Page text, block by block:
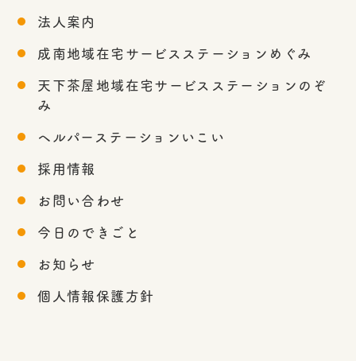
法人案内
成南地域在宅サービスステーションめぐみ
天下茶屋地域在宅サービスステーションのぞ
み
ヘルパーステーションいこい
採用情報
お問い合わせ
今日のできごと
お知らせ
個人情報保護方針